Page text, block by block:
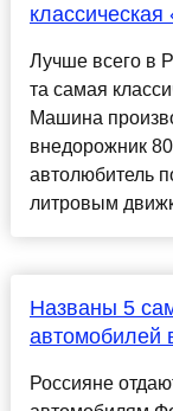
Лучше всего в
та самая
Машина
внедорожник
автолюбитель
литровым
Названы 5
автомобилей
Россияне